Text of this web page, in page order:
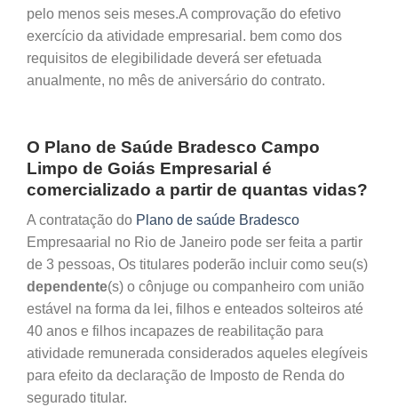
pelo menos seis meses.A comprovação do efetivo
exercício da atividade empresarial. bem como dos
requisitos de elegibilidade deverá ser efetuada
anualmente, no mês de aniversário do contrato.
O Plano de Saúde Bradesco Campo
Limpo de Goiás Empresarial é
comercializado a partir de quantas vidas?
A contratação do Plano de saúde Bradesco
Empresaarial no Rio de Janeiro pode ser feita a partir
de 3 pessoas, Os titulares poderão incluir como seu(s)
dependente(s) o cônjuge ou companheiro com união
estável na forma da lei, filhos e enteados solteiros até
40 anos e filhos incapazes de reabilitação para
atividade remunerada considerados aqueles elegíveis
para efeito da declaração de Imposto de Renda do
segurado titular.